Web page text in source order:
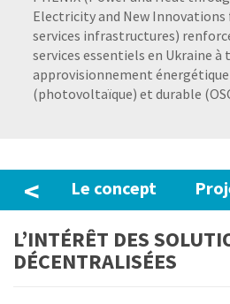
Electricity and New Innovations
services infrastructures)
services essentiels en Ukraine à
approvisionnement
(photovoltaïque) et durable
< Le concept
L’INTÉRÊT DES
DÉCENTRALISÉES